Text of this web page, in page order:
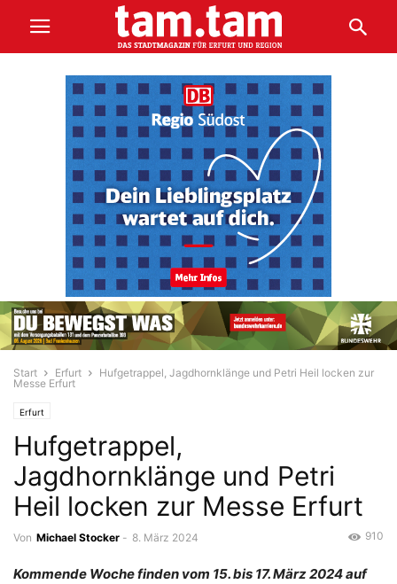
Start Erfurt
Hufgetrappel, Jagdhornklänge und Petri Heil locken zur
Messe Erfurt
Erfurt
Hufgetrappel,
Jagdhornklänge und Petri
Heil locken zur Messe Erfurt
Von Michael Stocker - 8. März 2024 910
Kommende Woche finden vom 15. bis 17. März 2024 auf